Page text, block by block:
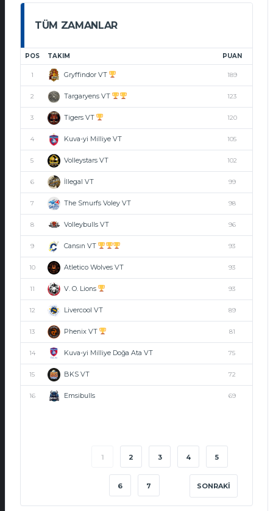
TÜM ZAMANLAR
POS TAKIM PUAN
1 Gryffindor VT 189
2 Targaryens VT 123
3 Tigers VT 120
4 Kuva-yi Milliye VT 105
5 Volleystars VT 102
6 İllegal VT 99
7 The Smurfs Voley VT 98
8 Volleybulls VT 96
9 Cansın VT 93
10 Atletico Wolves VT 93
11 V. O. Lions 93
12 Livercool VT 89
13 Phenix VT 81
14 Kuva-yi Milliye Doğa Ata VT 75
15 BKS VT 72
16 Emsibulls 69
1 2 3 4 5
6 7 SONRAKI